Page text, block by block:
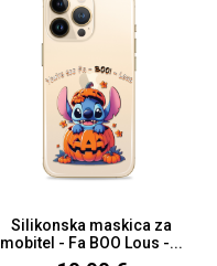
Silikonska maskica za
mobitel - Fa BOO Lous -...